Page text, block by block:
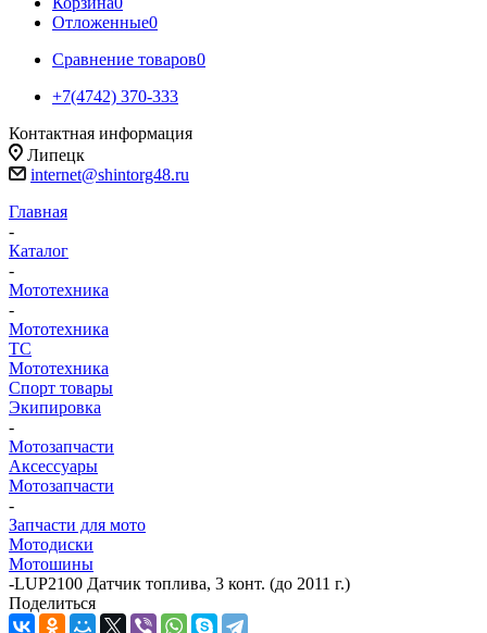
Отложенные0
Сравнение товаров0
+7(4742) 370-333
Контактная информация
Липецк
internet@shintorg48.ru
Главная
-
Каталог
-
Мототехника
-
Мототехника
ТС
Мототехника
Спорт товары
Экипировка
-
Мотозапчасти
Аксессуары
Мотозапчасти
-
Запчасти для мото
Мотодиски
Мотошины
-LUP2100 Датчик топлива, 3 конт. (до 2011 г.)
Поделиться